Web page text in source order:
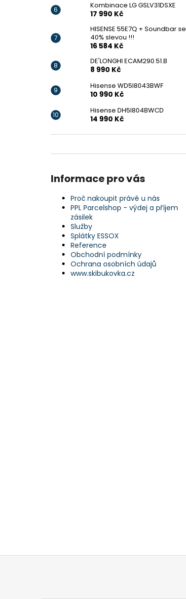
Kombinace LG GSLV31DSXE
17 990 Kč
HISENSE 55E7Q + Soundbar se
40% slevou !!!
16 584 Kč
DE'LONGHI ECAM290.51.B
8 990 Kč
Hisense WD5I8043BWF
10 990 Kč
Hisense DH5I804BWCD
14 990 Kč
Informace pro vás
Proč nakoupit právě u nás
PPL Parcelshop - výdej a příjem
zásilek
Služby
Splátky ESSOX
Reference
Obchodní podmínky
Ochrana osobních údajů
www.skibukovka.cz
Z